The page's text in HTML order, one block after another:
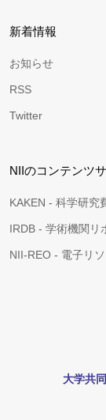
新着情報
お知らせ
RSS
Twitter
NIIのコンテンツ
KAKEN - 科学研究
IRDB - 学術機関リ
NII-REO - 電子リ
大学共